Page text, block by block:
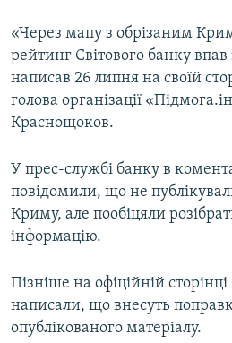
«Через мапу з обрізаним
рейтинг Світового банку впав
написав 26 липня на своїй
голова організації
Краснощоков.
У прес-службі банку в
повідомили, що не
Криму, але пообіцяли
інформацію.
Пізніше на офіційній
написали, що внесуть
опублікованого матеріалу.